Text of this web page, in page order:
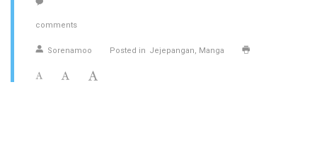
comments
Sorenamoo Posted in Jejepangan Manga